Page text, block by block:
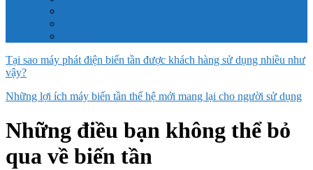
Tại sao máy phát điện biến tần được khách hàng sử dụng nhiều như
vậy?
Những lợi ích máy biến tần thế hệ mới mang lại cho người sử dụng
Những điều bạn không thể bỏ
qua về biến tần